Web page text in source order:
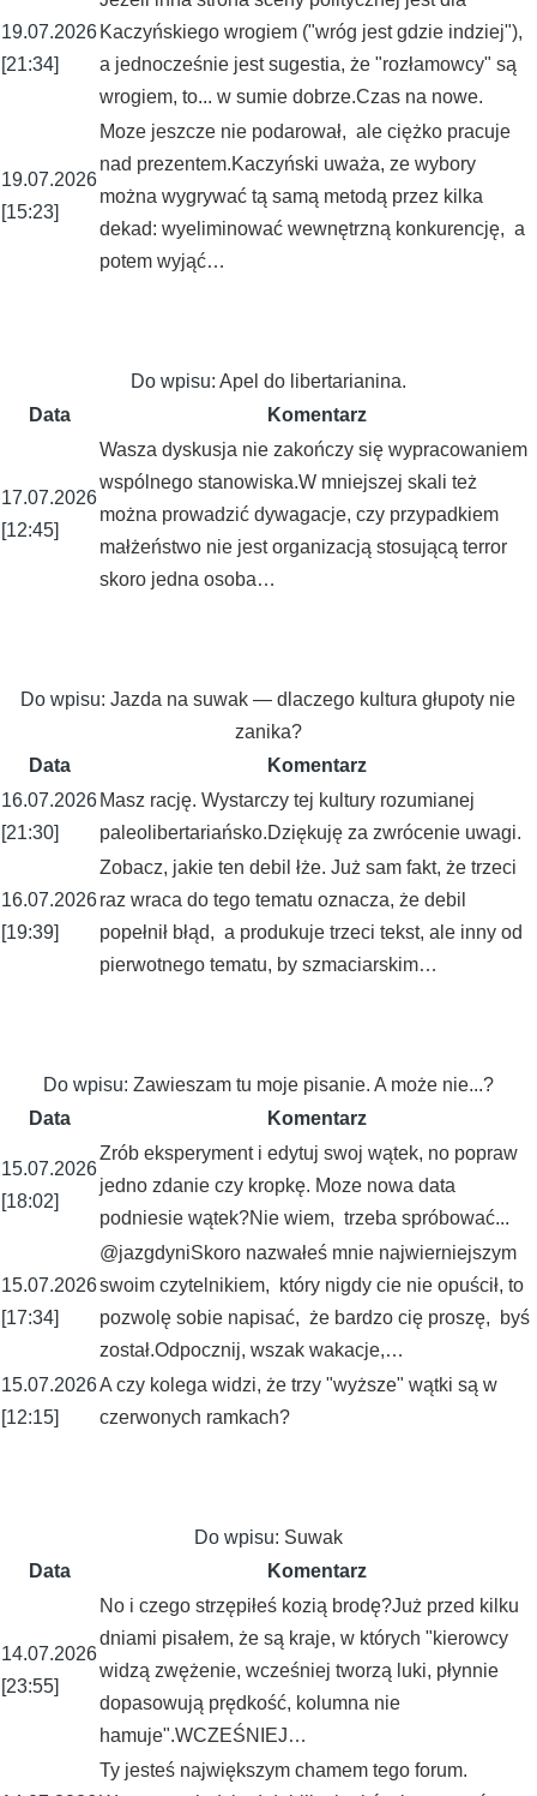
19.07.2026
[21:34]
Kaczyńskiego wrogiem ("wróg jest gdzie indziej"),
a jednocześnie jest sugestia, że "rozłamowcy" są
wrogiem, to... w sumie dobrze.Czas na nowe.
19.07.2026
[15:23]
Moze jeszcze nie podarował, ale ciężko pracuje
nad prezentem.Kaczyński uważa, ze wybory
można wygrywać tą samą metodą przez kilka
dekad: wyeliminować wewnętrzną konkurencję, a
potem wyjąć…
Do wpisu: Apel do libertarianina.
Data
Komentarz
17.07.2026
[12:45]
Wasza dyskusja nie zakończy się wypracowaniem
wspólnego stanowiska.W mniejszej skali też
można prowadzić dywagacje, czy przypadkiem
małżeństwo nie jest organizacją stosującą terror
skoro jedna osoba…
Do wpisu:Jazda na suwak — dlaczego kultura głupoty nie
zanika?
Data
Komentarz
16.07.2026
[21:30]
Masz rację. Wystarczy tej kultury rozumianej
paleolibertariańsko.Dziękuję za zwrócenie uwagi.
16.07.2026
[19:39]
Zobacz, jakie ten debil łże. Już sam fakt, że trzeci
raz wraca do tego tematu oznacza, że debil
popełnił błąd, a produkuje trzeci tekst, ale inny od
pierwotnego tematu, by szmaciarskim…
Do wpisu: Zawieszam tu moje pisanie. A może nie...?
Data
Komentarz
15.07.2026
[18:02]
Zrób eksperyment i edytuj swoj wątek, no popraw
jedno zdanie czy kropkę. Moze nowa data
podniesie wątek?Nie wiem, trzeba spróbować...
15.07.2026
[17:34]
@jazgdyniSkoro nazwałeś mnie najwierniejszym
swoim czytelnikiem, który nigdy cie nie opuścił, to
pozwolę sobie napisać, że bardzo cię proszę, byś
został.Odpocznij, wszak wakacje,…
15.07.2026
[12:15]
A czy kolega widzi, że trzy "wyższe" wątki są w
czerwonych ramkach?
Do wpisu: Suwak
Data
Komentarz
14.07.2026
[23:55]
No i czego strzępiłeś kozią brodę?Już przed kilku
dniami pisałem, że są kraje, w których "kierowcy
widzą zwężenie, wcześniej tworzą luki, płynnie
dopasowują prędkość, kolumna nie
hamuje".WCZEŚNIEJ…
Ty jesteś największym chamem tego forum.